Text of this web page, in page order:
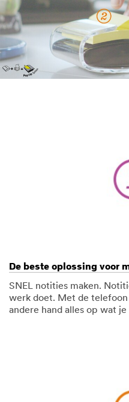
De beste oplossing voor
SNEL notities maken.
werk doet. Met de
andere hand alles op wat